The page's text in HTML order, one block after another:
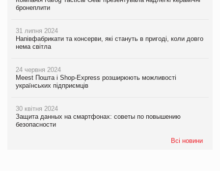
бронеплити
31 липня 2024
Напівфабрикати та консерви, які стануть в пригоді, коли довго
нема світла
24 червня 2024
Meest Пошта і Shop-Express розширюють можливості
українських підприємців
30 квітня 2024
Защита данных на смартфонах: советы по повышению
безопасности
Всі новини